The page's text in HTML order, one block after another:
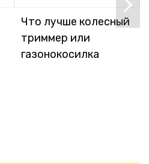
Что лучше колесный
триммер или
газонокосилка